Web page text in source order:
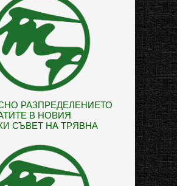
РАЗПРЕДЕЛЕНИЕТО
В НОВИЯ
СЪВЕТ НА ТРЯВНА